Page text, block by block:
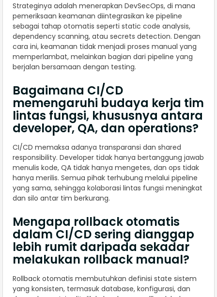
Strateginya adalah menerapkan DevSecOps, di mana
pemeriksaan keamanan diintegrasikan ke pipeline
sebagai tahap otomatis seperti static code analysis,
dependency scanning, atau secrets detection. Dengan
cara ini, keamanan tidak menjadi proses manual yang
memperlambat, melainkan bagian dari pipeline yang
berjalan bersamaan dengan testing.
Bagaimana CI/CD
memengaruhi budaya kerja tim
lintas fungsi, khususnya antara
developer, QA, dan operations?
CI/CD memaksa adanya transparansi dan shared
responsibility. Developer tidak hanya bertanggung jawab
menulis kode, QA tidak hanya mengetes, dan ops tidak
hanya merilis. Semua pihak terhubung melalui pipeline
yang sama, sehingga kolaborasi lintas fungsi meningkat
dan silo antar tim berkurang.
Mengapa rollback otomatis
dalam CI/CD sering dianggap
lebih rumit daripada sekadar
melakukan rollback manual?
Rollback otomatis membutuhkan definisi state sistem
yang konsisten, termasuk database, konfigurasi, dan